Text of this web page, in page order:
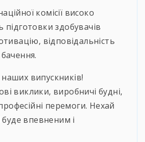
комісії високо
підготовки здобувачів
відповідальність
випускників!
виклики, виробничі будні,
перемоги. Нехай
буде впевненим і